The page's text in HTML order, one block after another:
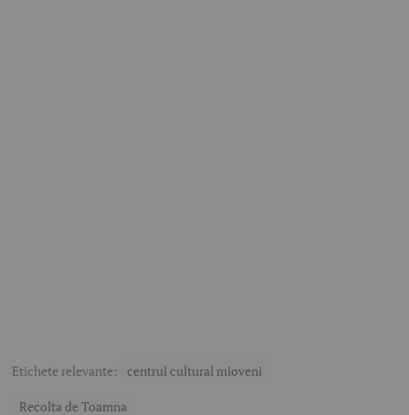
Etichete relevante: centrul cultural mioveni
Recolta de Toamna